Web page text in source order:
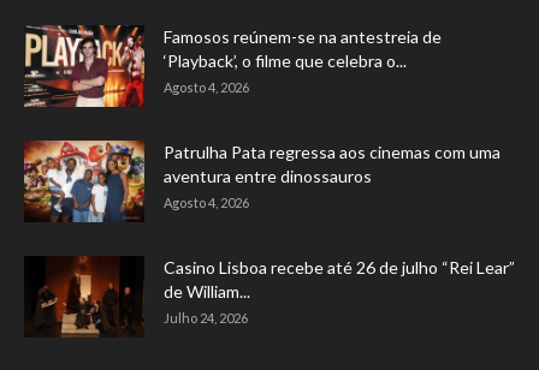
Famosos reúnem-se na antestreia de
‘Playback’, o filme que celebra o...
Agosto 4, 2026
Patrulha Pata regressa aos cinemas com uma
aventura entre dinossauros
Agosto 4, 2026
Casino Lisboa recebe até 26 de julho “Rei Lear”
de William...
Julho 24, 2026